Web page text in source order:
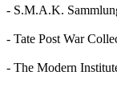
- S.M.A.K.
- Tate Post War
- The Modern